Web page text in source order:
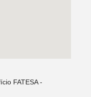
FATESA -